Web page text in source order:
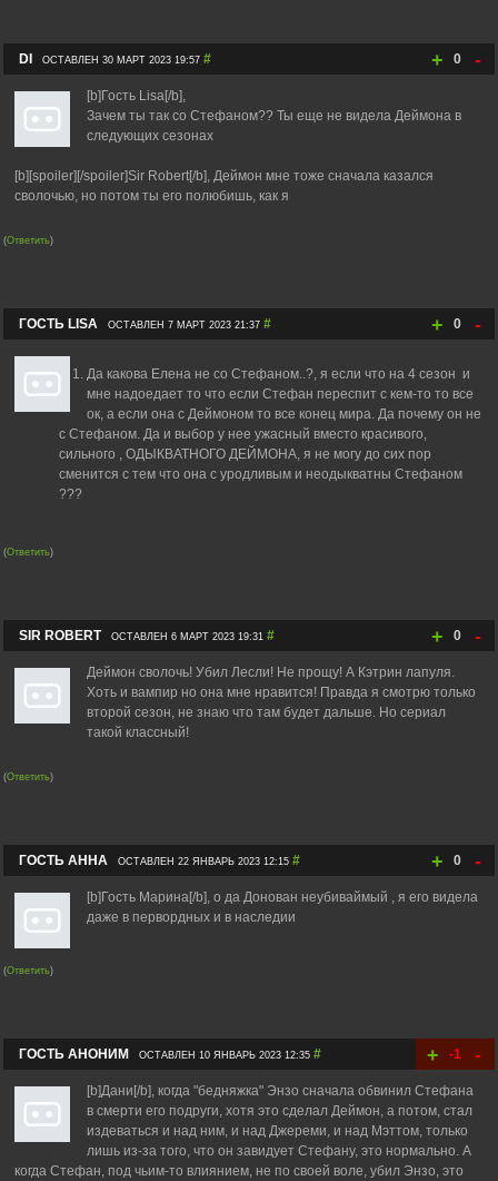
+ 0 -
DI ОСТАВЛЕН 30 МАРТ 2023 19:57 #
[b]Гость Lisa[/b],
Зачем ты так со Стефаном?? Ты еще не видела Деймона в
следующих сезонах
[b][spoiler][/spoiler]Sir Robert[/b], Деймон мне тоже сначала казался
сволочью, но потом ты его полюбишь, как я
(Ответить)
+ 0 -
ГОСТЬ LISA ОСТАВЛЕН 7 МАРТ 2023 21:37 #
Да какова Елена не со Стефаном..?, я если что на 4 сезон и
мне надоедает то что если Стефан переспит с кем-то то все
ок, а если она с Деймоном то все конец мира. Да почему он не
с Стефаном. Да и выбор у нее ужасный вместо красивого,
сильного , ОДЫКВАТНОГО ДЕЙМОНА, я не могу до сих пор
сменится с тем что она с уродливым и неодыкватны Стефаном
???
(Ответить)
+ 0 -
SIR ROBERT ОСТАВЛЕН 6 МАРТ 2023 19:31 #
Деймон сволочь! Убил Лесли! Не прощу! А Кэтрин лапуля.
Хоть и вампир но она мне нравится! Правда я смотрю только
второй сезон, не знаю что там будет дальше. Но сериал
такой классный!
(Ответить)
+ 0 -
ГОСТЬ АННА ОСТАВЛЕН 22 ЯНВАРЬ 2023 12:15 #
[b]Гость Марина[/b], о да Донован неубиваймый , я его видела
даже в первордных и в наследии
(Ответить)
+ -1 -
ГОСТЬ АНОНИМ ОСТАВЛЕН 10 ЯНВАРЬ 2023 12:35 #
[b]Дани[/b], когда "бедняжка" Энзо сначала обвинил Стефана
в смерти его подруги, хотя это сделал Деймон, а потом, стал
издеваться и над ним, и над Джереми, и над Мэттом, только
лишь из-за того, что он завидует Стефану, это нормально. А
когда Стефан, под чьим-то влиянием, не по своей воле, убил Энзо, это